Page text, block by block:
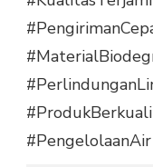
#PengelolaanAir